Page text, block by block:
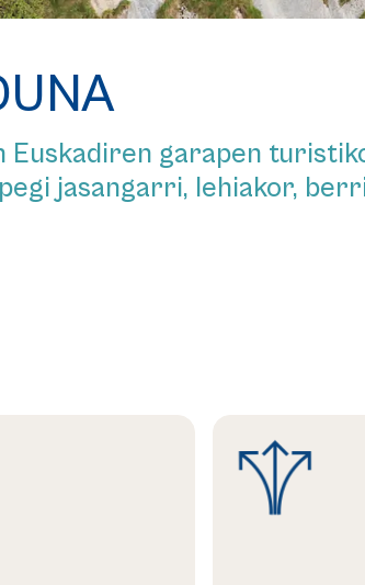
Euskadiren garapen
jasangarri, lehiakor,